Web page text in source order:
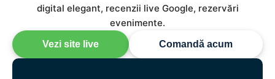
digital elegant, recenzii live Google, rezervări
evenimente.
Vezi site live Comandă acum